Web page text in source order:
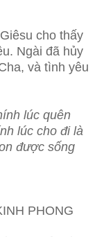
cho thấy
Ngài đã hủy
và tình yêu
lúc quên
lúc cho đi là
được sống
PHONG